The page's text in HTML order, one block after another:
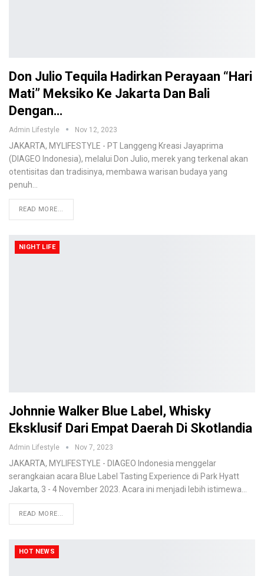
Don Julio Tequila Hadirkan Perayaan “Hari
Mati” Meksiko Ke Jakarta Dan Bali
Dengan…
Admin Lifestyle Nov 12, 2023
JAKARTA, MYLIFESTYLE - PT Langgeng Kreasi Jayaprima
(DIAGEO Indonesia), melalui Don Julio, merek yang terkenal akan
otentisitas dan tradisinya, membawa warisan budaya yang
penuh…
READ MORE...
NIGHT LIFE
Johnnie Walker Blue Label, Whisky
Eksklusif Dari Empat Daerah Di Skotlandia
Admin Lifestyle Nov 7, 2023
JAKARTA, MYLIFESTYLE - DIAGEO Indonesia menggelar
serangkaian acara Blue Label Tasting Experience di Park Hyatt
Jakarta, 3 - 4 November 2023. Acara ini menjadi lebih istimewa…
READ MORE...
HOT NEWS